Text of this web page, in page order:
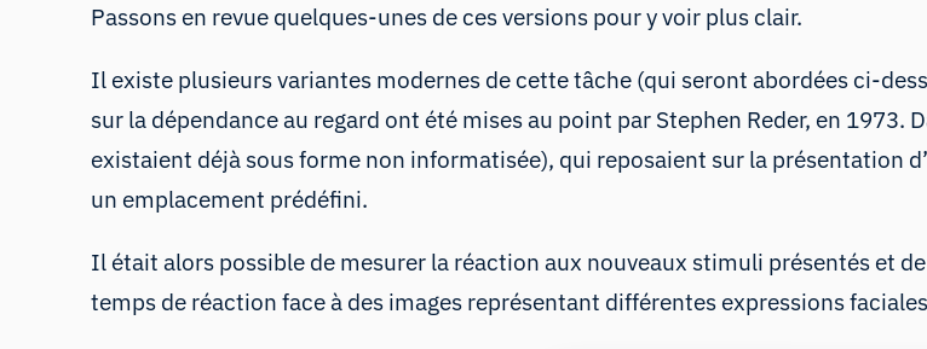
Passons en revue quelques-unes de ces versions pour y voir plus clair.
Il existe plusieurs variantes modernes de cette tâche (qui seront abordées ci-
sur la dépendance au regard ont été mises au point par Stephen Reder, en 1973.
existaient déjà sous forme non informatisée), qui reposaient sur la présentation
un emplacement prédéfini.
Il était alors possible de mesurer la réaction aux nouveaux stimuli présentés et
temps de réaction face à des images représentant différentes expressions